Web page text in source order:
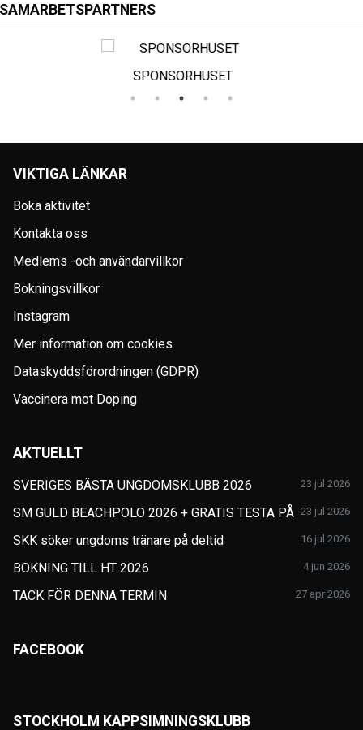
SAMARBETSPARTNERS
SPONSORHUSET
VIKTIGA LÄNKAR
Boka aktivitet
Kontakta oss
Medlems -och användarvillkor
Bokningsvillkor
Instagram
Mer information om cookies
Dataskyddsförordningen (GDPR)
Vaccinera mot Doping
AKTUELLT
SVERIGES BÄSTA UNGDOMSKLUBB 2026 23 jul 2026
SM GULD BEACHPOLO 2026 + GRATIS TESTA PÅ 23 jul 2026
SKK söker ungdoms tränare på deltid 16 jul 2026
BOKNING TILL HT 2026 4 jun 2026
TACK FÖR DENNA TERMIN 27 apr 2026
FACEBOOK
STOCKHOLM KAPPSIMNINGSKLUBB